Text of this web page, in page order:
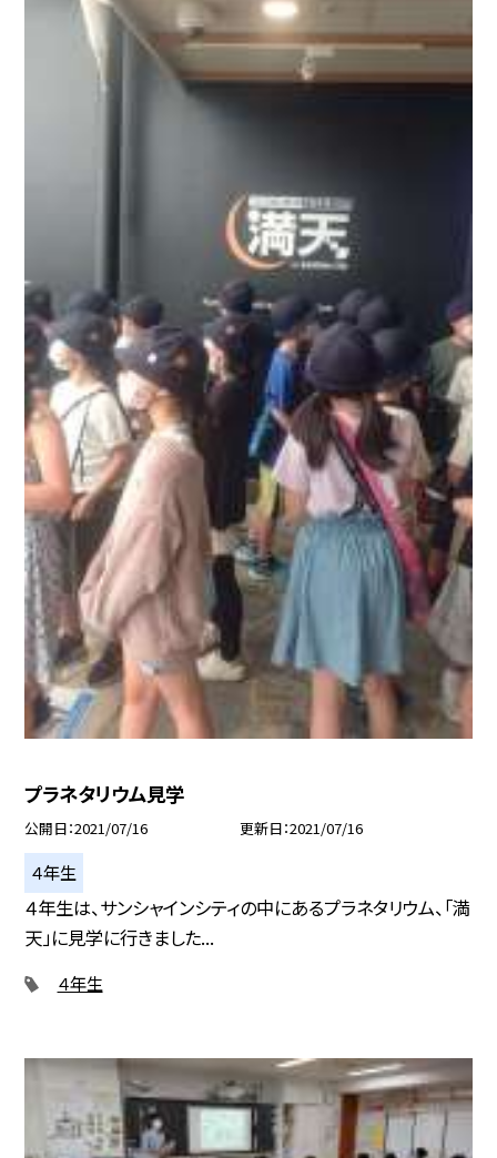
プラネタリウム見学
公開日 2021/07/16 更新日 2021/07/16
４年生
４年生は、サンシャインシティの中にあるプラネタリウム、「満
天」に見学に行きました...
４年生